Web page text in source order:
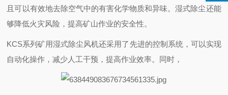
且可以有效地去除空气中的有害化学物质和异味。湿式除尘还能
够降低火灾风险，提高矿山作业的安全性。
KCS系列矿用湿式除尘风机还采用了先进的控制系统，可以实现
自动化操作，减少人工干预，提高作业效率。同时，